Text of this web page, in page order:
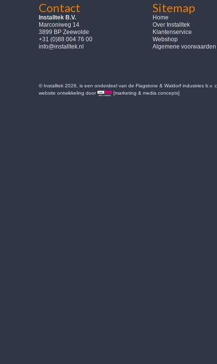
Contact
Installtek B.V.
Marconiweg 14
3899 BP Zeewolde
+31 (0)88 004 76 00
info@installtek.nl
Sitemap
Home
Over Installtek
Klantenservice
Webshop
Algemene voorwaarden
© Installtek 2026, is een onderdeel van de Flagstone & Waldorf industries b.v.
website ontwikkeling door
[marketing & media concepts]